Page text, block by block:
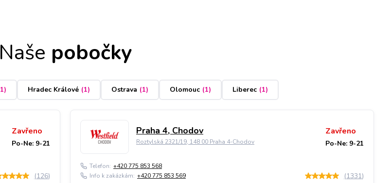
Naše pobočky
1) Hradec Králové (1) Ostrava (1) Olomouc (1) Liberec (1)
Zavřeno
Po-Ne: 9-21
(126)
Praha 4, Chodov
Roztylská 2321/19, 148 00 Praha 4-Chodov
Zavřeno
Po-Ne: 9-21
Telefon: +420 775 853 568
Info k zakázkám: +420 775 853 569 (1331)